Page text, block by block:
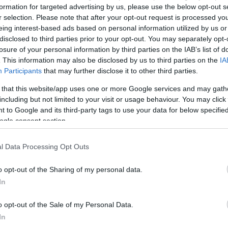
for targeted advertising by us, please use the below opt-out
selection. Please note that after your opt-out request is processed
interest-based ads based on personal information utilized by us
to third parties prior to your opt-out. You may separately
of your personal information by third parties on the IAB’s list of
This information may also be disclosed by us to third parties on the
Participants that may further disclose it to other third parties.
that this website/app uses one or more Google services and may
but not limited to your visit or usage behaviour. You may
to Google and its third-party tags to use your data for below
consent section.
Data Processing Opt Outs
opt-out of the Sharing of my personal data.
opt-out of the Sale of my Personal Data.
vezethet, amelyek károsíthatják a kutyád
irányelveket, és figyelj a kutyád testtömegére.
: Vegyük figyelembe, hogy a kutyák kíváncsi állatok, és
anyagok, mint például gyógyszerek, háztartási
: A rendszeres állatorvosi ellenőrzések és az oltások
Ne hagyd figyelmen kívül az orvosi
kutyádnak minden nap, legyen az séták, futás
megfelelő nevelése kulcsfontosságú annak érdekében, hogy
Tanítsd meg neki az alapvető parancsokat, mint